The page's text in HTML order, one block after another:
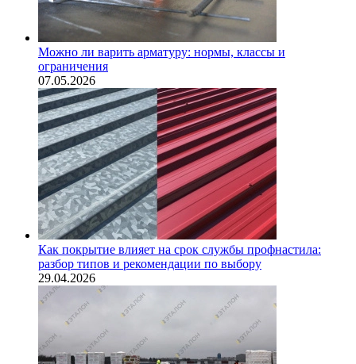
Можно ли варить арматуру: нормы, классы и
ограничения
07.05.2026
Как покрытие влияет на срок службы профнастила:
разбор типов и рекомендации по выбору
29.04.2026